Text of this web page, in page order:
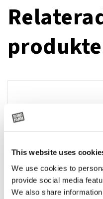
This website uses
We use cookies to
provide social media
We also share